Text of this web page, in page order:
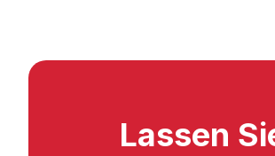
Lassen